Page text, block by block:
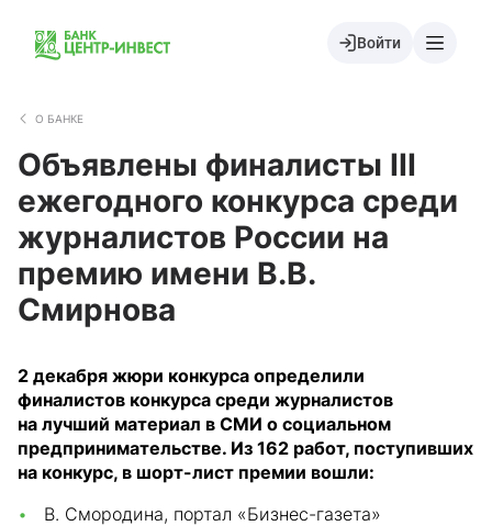
Войти
О БАНКЕ
Объявлены финалисты III
ежегодного конкурса среди
журналистов России на
премию имени В.В.
Смирнова
2 декабря жюри конкурса определили
финалистов конкурса среди журналистов
на лучший материал в СМИ о социальном
предпринимательстве. Из 162 работ, поступивших
на конкурс, в шорт-лист премии вошли:
В. Смородина, портал «Бизнес-газета»